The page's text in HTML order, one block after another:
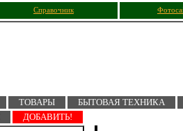
Справочник
ТОВАРЫ БЫТОВАЯ ТЕХНИКА
ДОБАВИТЬ!